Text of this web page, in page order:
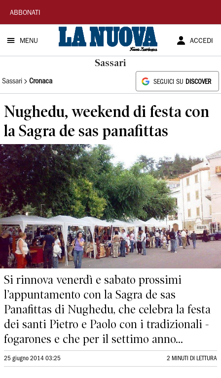
La
Nuova
Sardegna
ABBONATI
MENU ACCEDI
Sassari
Sassari Cronaca SEGUICI SU DISCOVER
Nughedu, weekend di festa con
la Sagra de sas panafittas
Si rinnova venerdì e sabato prossimi
l’appuntamento con la Sagra de sas
Panafittas di Nughedu, che celebra la festa
dei santi Pietro e Paolo con i tradizionali -
fogarones e che per il settimo anno...
25 giugno 2014 03:25 2 MINUTI DI LETTURA